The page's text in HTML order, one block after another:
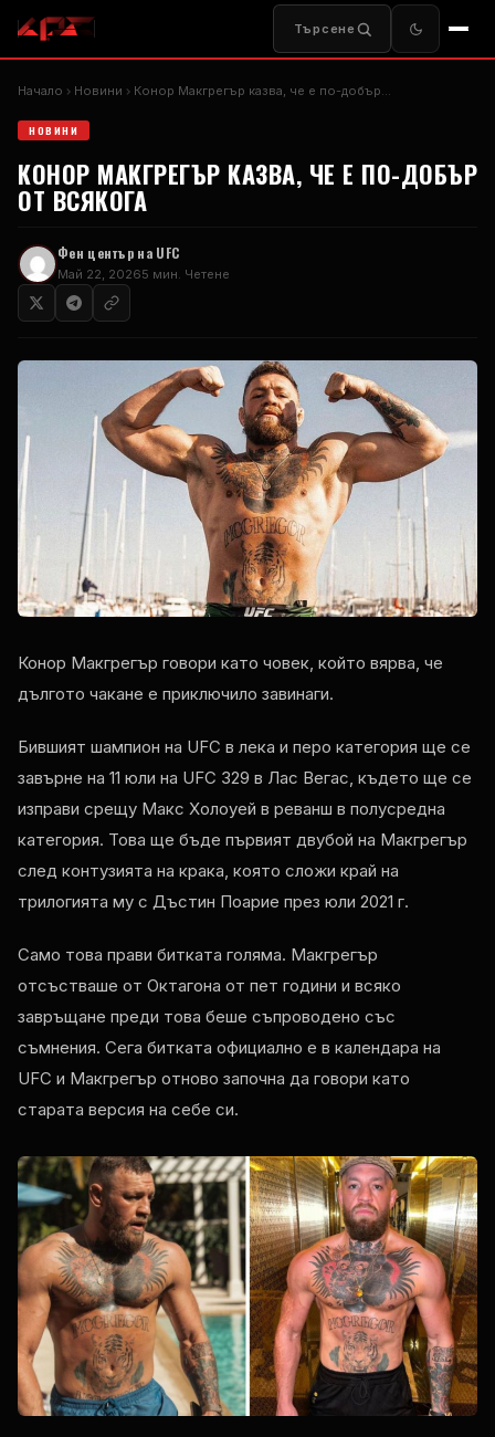
Търсене
Начало Новини Конор Макгрегър казва, че е по-добър...
НОВИНИ
КОНОР МАКГРЕГЪР КАЗВА, ЧЕ Е ПО-ДОБЪР
ОТ ВСЯКОГА
Фен център на UFC
Май 22, 20265 мин. Четене
Конор Макгрегър говори като човек, който вярва, че
дългото чакане е приключило завинаги.
Бившият шампион на UFC в лека и перо категория ще се
завърне на 11 юли на UFC 329 в Лас Вегас, където ще се
изправи срещу Макс Холоуей в реванш в полусредна
категория. Това ще бъде първият двубой на Макгрегър
след контузията на крака, която сложи край на
трилогията му с Дъстин Поарие през юли 2021 г.
Само това прави битката голяма. Макгрегър
отсъстваше от Октагона от пет години и всяко
завръщане преди това беше съпроводено със
съмнения. Сега битката официално е в календара на
UFC и Макгрегър отново започна да говори като
старата версия на себе си.